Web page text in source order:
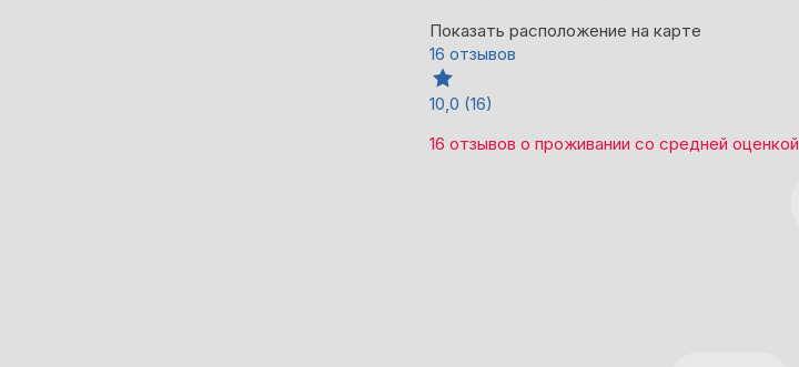
Показать расположение на карте
16 отзывов
10,0 (16)
16 отзывов о проживании со средней оценкой